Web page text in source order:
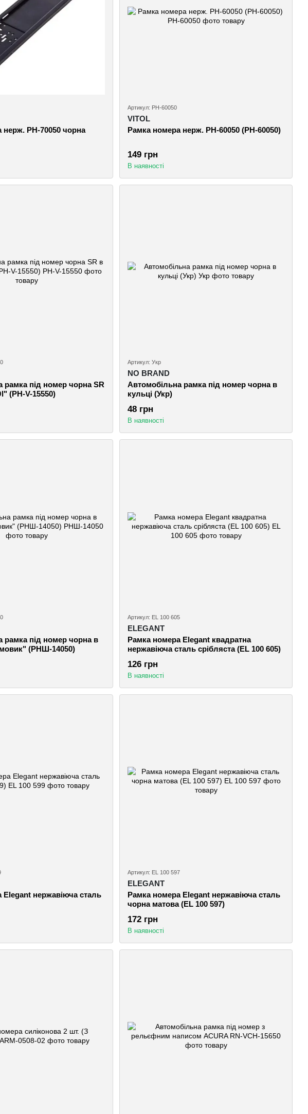
нерж. РН-70050 чорна
Артикул: РН-60050
VITOL
Рамка номера нерж. РН-60050 (РН-60050)
149 грн
В наявності
рамка пiд номер чорна SR
(РН-V-15550)
Артикул: Укр
NO BRAND
Автомобiльна рамка пiд номер чорна в
кульці (Укр)
48 грн
В наявності
рамка пiд номер чорна в
(РНШ-14050)
Артикул: EL 100 605
ELEGANT
Рамка номера Elegant квадратна
нержавіюча сталь срібляста (EL 100 605)
126 грн
В наявності
Elegant нержавіюча сталь
Артикул: EL 100 597
ELEGANT
Рамка номера Elegant нержавіюча сталь
чорна матова (EL 100 597)
172 грн
В наявності